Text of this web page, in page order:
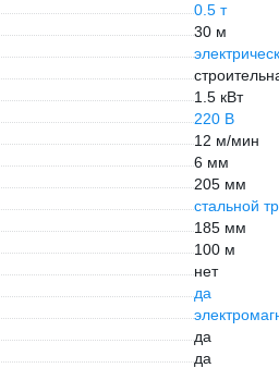
0.5 т
30 м
1.5 кВт
220 В
12 м/мин
6 мм
205 мм
стальной
185 мм
100 м
нет
да
да
да